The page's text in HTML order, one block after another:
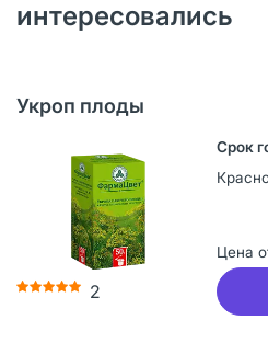
интересовались
Укроп плоды
2
Цена